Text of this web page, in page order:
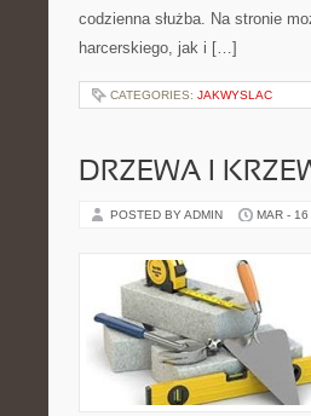
codzienna służba. Na stronie
harcerskiego, jak i […]
CATEGORIES: JAKWYSLAC
DRZEWA I
POSTED BY ADMIN MAR -